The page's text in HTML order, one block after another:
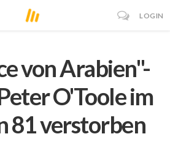
LOGIN
von Arabien"-
O'Toole im
81 verstorben